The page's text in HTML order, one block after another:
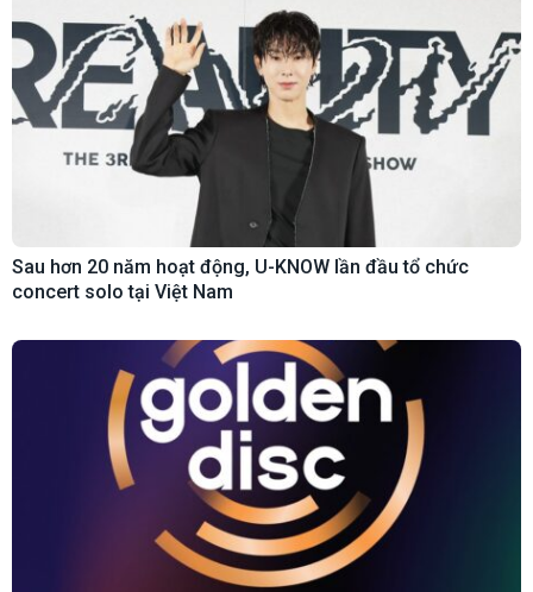
Sau hơn 20 năm hoạt động, U-KNOW lần đầu tổ chức
concert solo tại Việt Nam